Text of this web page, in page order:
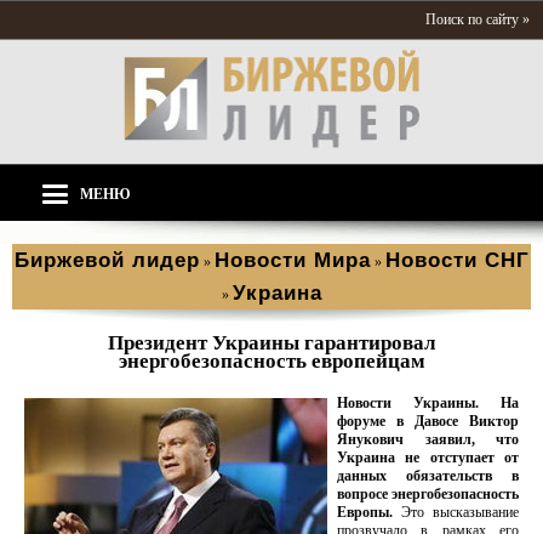
Поиск по сайту »
МЕНЮ
Биржевой лидер » Новости Мира » Новости СНГ
» Украина
Президент Украины гарантировал
энергобезопасность европейцам
Новости Украины. На
форуме в Давосе Виктор
Янукович заявил, что
Украина не отступает от
данных обязательств в
вопросе энергобезопасность
Европы. Это высказывание
прозвучало в рамках его